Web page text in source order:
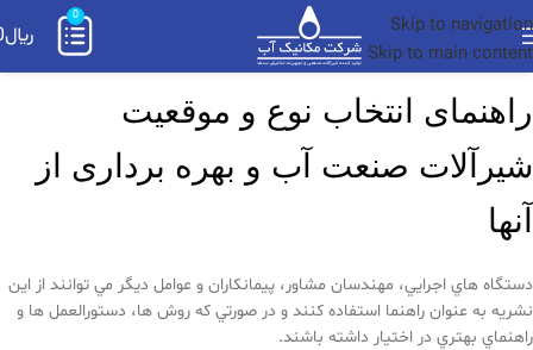
Skip to navigation
Skip to main content
0
﷼
راهنمای انتخاب نوع و موقعيت
شيرآلات صنعت آب و بهره برداری از
آنها
دستگاه هاي اجرايي، مهندسان مشاور، پيمانكاران و عوامل ديگر مي توانند از اين
نشريه به عنوان راهنما استفاده كنند و در صورتي كه روش ها، دستورالعمل ها و
راهنماي بهتري در اختيار داشته باشند.